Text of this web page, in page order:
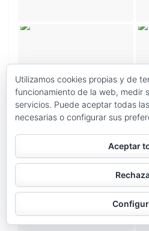
Utilizamos cookies propias y de
funcionamiento de la web, medir
servicios. Puede aceptar todas
necesarias o configurar sus
Aceptar